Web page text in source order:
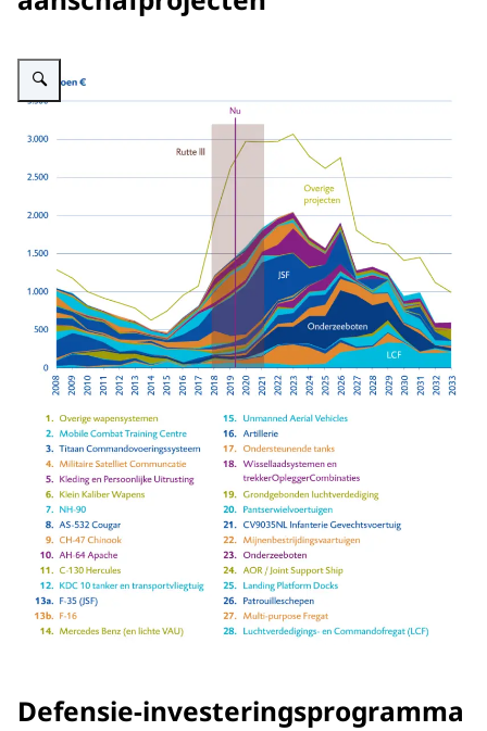
Vergroot afbeelding Afbeelding introtekst rapport lessen van de JSF
Defensie-investeringsprogramma